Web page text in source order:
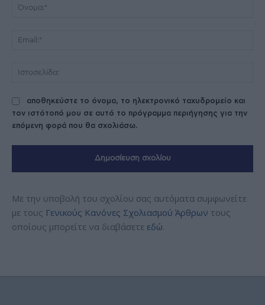
αποθηκεύστε το όνομα, το ηλεκτρονικό ταχυδρομείο και
τον ιστότοπό μου σε αυτό το πρόγραμμα περιήγησης για την
επόμενη φορά που θα σχολιάσω.
Με την υποβολή του σχολίου σας αυτόματα συμφωνείτε
με τους Γενικούς Κανόνες Σχολιασμού Άρθρων τους
οποίους μπορείτε να διαβάσετε εδώ.